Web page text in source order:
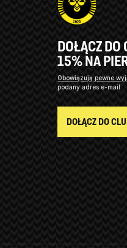
DOŁĄCZ DO
15% NA
Obowiązują pewne
podany adres e-mail.
DOŁĄCZ DO